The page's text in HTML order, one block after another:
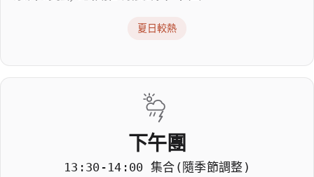
夏日較熱
下午團
13:30-14:00 集合(隨季節調整)